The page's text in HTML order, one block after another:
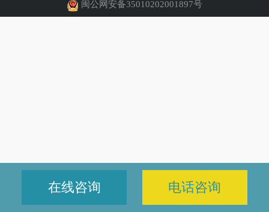
在线咨询 电话咨询
闽公网安备35010202001897号